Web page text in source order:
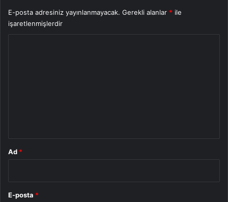
E-posta adresiniz yayınlanmayacak. Gerekli alanlar * ile
işaretlenmişlerdir
Ad *
E-posta *